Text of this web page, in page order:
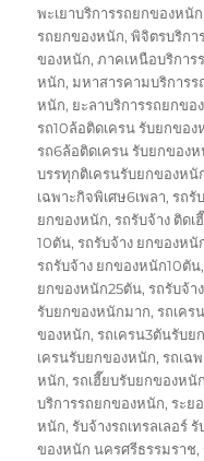
พะเยาบริการรถยกของหนัก
รถยกของหนัก,พิจิตรบริกา
ของหนัก,ภาคเหนือบริการ
หนัก,มหาสารคามบริการ
หนัก, ยะลาบริการรถยกขอ
รถ10ล้อติดเครน รับยกของ
รถ6ล้อติดเครน รับยกของ
บรรทุกติเครนรับยกของหนั
เฉพาะกิจพิเศษ6เพลา,รถรั
ยกของหนัก,รถรับจ้าง ติด
10ตัน,รถรับจ้าง ยกของหนั
รถรับจ้าง ยกของหนัก10ตัน
ยกของหนัก25ตัน,รถรับจ้า
รับยกของหนักมาก,รถเคร
ของหนัก,รถเครน3ตันรับย
เครนรับยกของหนัก,รถเฉ
หนัก,รถเฮี๊ยบรับยกของหนัก
บริการรถยกของหนัก,ระย
หนัก,รับจ้างรถเทรลเลอร์
ของหนัก นครศรีธรรมราช,